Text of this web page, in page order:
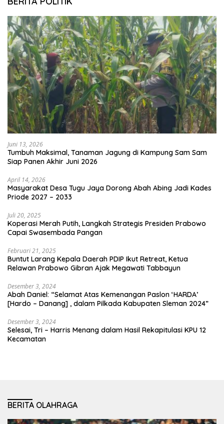
Juni 13, 2026
Tumbuh Maksimal, Tanaman Jagung di Kampung Sam Sam
Siap Panen Akhir Juni 2026
April 14, 2026
Masyarakat Desa Tugu Jaya Dorong Abah Abing Jadi Kades
Priode 2027 – 2033
Juli 20, 2025
Koperasi Merah Putih, Langkah Strategis Presiden Prabowo
Capai Swasembada Pangan
Februari 21, 2025
Buntut Larang Kepala Daerah PDIP Ikut Retreat, Ketua
Relawan Prabowo Gibran Ajak Megawati Tabbayun
Desember 3, 2024
Abah Daniel: “Selamat Atas Kemenangan Paslon ‘HARDA’
[Hardo – Danang] , dalam Pilkada Kabupaten Sleman 2024”
Desember 3, 2024
Selesai, Tri – Harris Menang dalam Hasil Rekapitulasi KPU 12
Kecamatan
BERITA OLAHRAGA